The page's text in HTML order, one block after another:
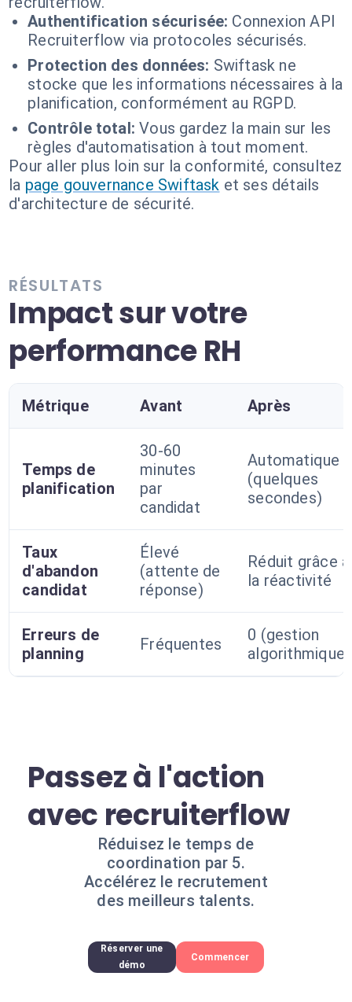
Authentification sécurisée: Connexion API
Recruiterflow via protocoles sécurisés.
Protection des données: Swiftask ne
stocke que les informations nécessaires à la
planification, conformément au RGPD.
Contrôle total: Vous gardez la main sur les
règles d'automatisation à tout moment.
Pour aller plus loin sur la conformité, consultez
la page gouvernance Swiftask et ses détails
d'architecture de sécurité.
RÉSULTATS
Impact sur votre
performance RH
Métrique Avant Après
Temps de
planification
30-60
minutes
par
candidat
Automatique
(quelques
secondes)
Taux
d'abandon
candidat
Élevé
(attente de
réponse)
Réduit grâce à
la réactivité
Erreurs de
planning
Fréquentes
0 (gestion
algorithmique)
Passez à l'action
avec recruiterflow
Réduisez le temps de
coordination par 5.
Accélérez le recrutement
des meilleurs talents.
Réserver une
démo
Commencer